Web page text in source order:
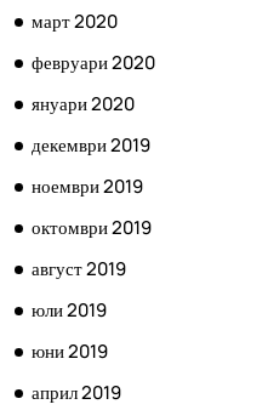
март 2020
февруари 2020
януари 2020
декември 2019
ноември 2019
октомври 2019
август 2019
юли 2019
юни 2019
април 2019